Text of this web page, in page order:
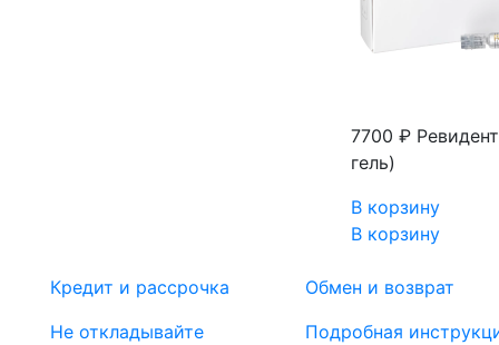
7700 ₽
гель)
В корзину
В корзину
Кредит и рассрочка
Не откладывайте
Обмен и возврат
Подробная